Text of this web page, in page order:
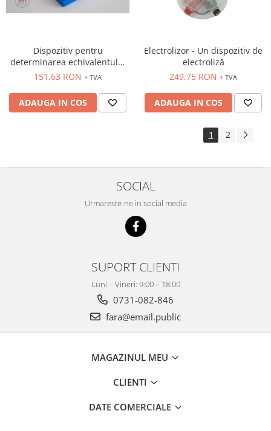
Dispozitiv pentru
determinarea echivalentului
electrochimic al cuprului
151,63 RON + TVA
ADAUGA IN COS
Electrolizor - Un dispozitiv de
electroliză
249,75 RON + TVA
ADAUGA IN COS
1 2
SOCIAL
Urmareste-ne in social media
SUPORT CLIENTI
Luni – Vineri: 9:00 – 18:00
0731-082-846
fara@email.public
MAGAZINUL MEU
CLIENTI
DATE COMERCIALE